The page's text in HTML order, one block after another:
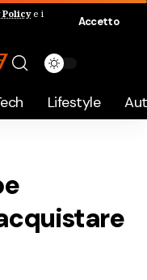
e i
Accetto
Lifestyle